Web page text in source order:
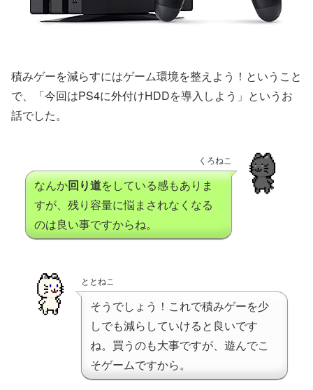
積みゲーを減らすにはゲーム環境を整えよう！ということ
で、「今回はPS4に外付けHDDを導入しよう」というお
話でした。
くろねこ
なんか回り道をしている感もありま
すが、残り容量に悩まされなくなる
のは良い事ですからね。
ととねこ
そうでしょう！これで積みゲーを少
しでも減らしていけると良いです
ね。買うのも大事ですが、遊んでこ
そゲームですから。